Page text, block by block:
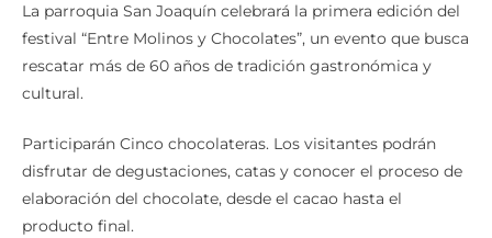
La parroquia San Joaquín celebrará la primera edición del
festival “Entre Molinos y Chocolates”, un evento que busca
rescatar más de 60 años de tradición gastronómica y
cultural.
Participarán Cinco chocolateras. Los visitantes podrán
disfrutar de degustaciones, catas y conocer el proceso de
elaboración del chocolate, desde el cacao hasta el
producto final.